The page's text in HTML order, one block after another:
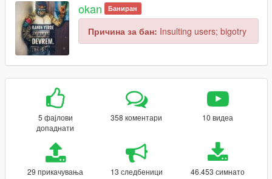
okan Баниран
Причина за бан: Insulting users; bigotry
5 фајлови
допаднати
358 коментари 10 видеа
29 прикачувања 13 следбеници 46.453 симнато